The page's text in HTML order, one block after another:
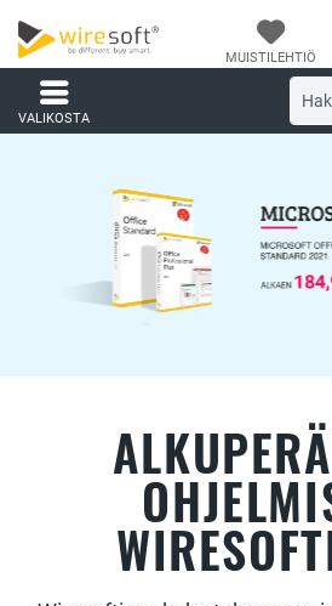
MUISTILEHTIÖ
VALIKOSTA